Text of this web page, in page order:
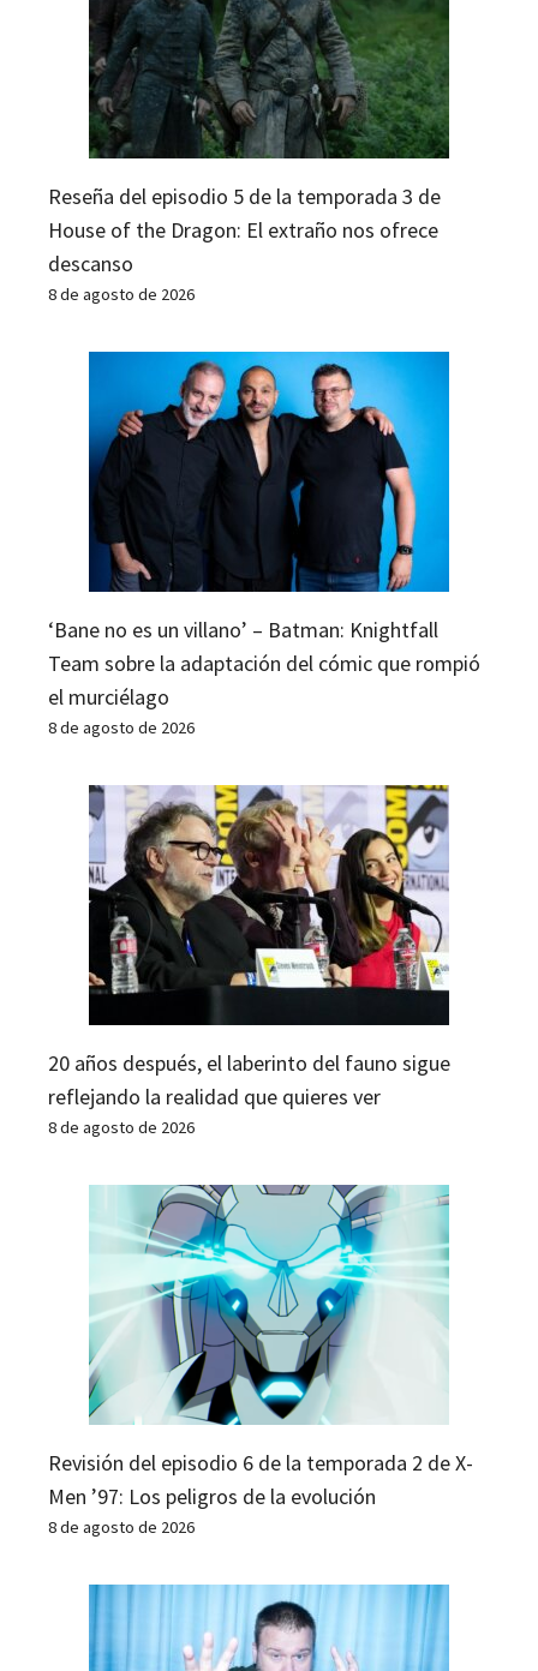
Reseña del episodio 5 de la temporada 3 de
House of the Dragon: El extraño nos ofrece
descanso
8 de agosto de 2026
‘Bane no es un villano’ – Batman: Knightfall
Team sobre la adaptación del cómic que rompió
el murciélago
8 de agosto de 2026
20 años después, el laberinto del fauno sigue
reflejando la realidad que quieres ver
8 de agosto de 2026
Revisión del episodio 6 de la temporada 2 de X-
Men ’97: Los peligros de la evolución
8 de agosto de 2026